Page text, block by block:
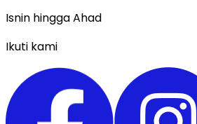
Isnin hingga Ahad
Ikuti kami